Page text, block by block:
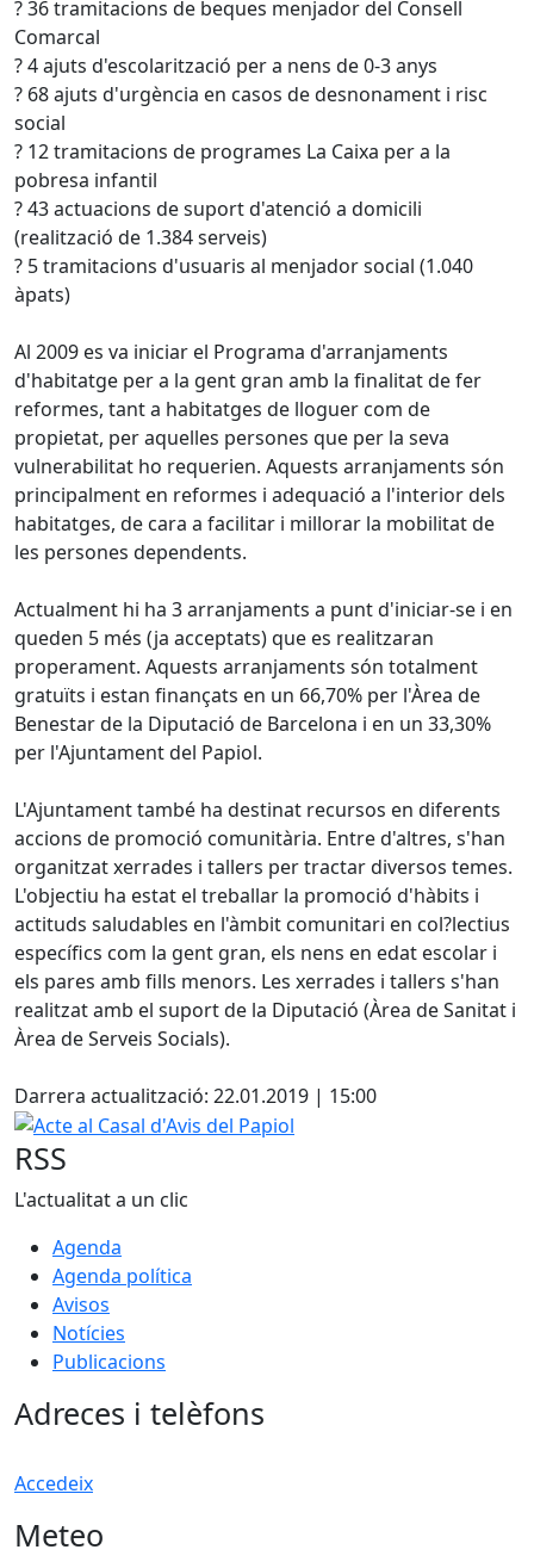
? 36 tramitacions de beques menjador del Consell
Comarcal
? 4 ajuts d'escolarització per a nens de 0-3 anys
? 68 ajuts d'urgència en casos de desnonament i risc
social
? 12 tramitacions de programes La Caixa per a la
pobresa infantil
? 43 actuacions de suport d'atenció a domicili
(realització de 1.384 serveis)
? 5 tramitacions d'usuaris al menjador social (1.040
àpats)
Al 2009 es va iniciar el Programa d'arranjaments
d'habitatge per a la gent gran amb la finalitat de fer
reformes, tant a habitatges de lloguer com de
propietat, per aquelles persones que per la seva
vulnerabilitat ho requerien. Aquests arranjaments són
principalment en reformes i adequació a l'interior dels
habitatges, de cara a facilitar i millorar la mobilitat de
les persones dependents.
Actualment hi ha 3 arranjaments a punt d'iniciar-se i en
queden 5 més (ja acceptats) que es realitzaran
properament. Aquests arranjaments són totalment
gratuïts i estan finançats en un 66,70% per l'Àrea de
Benestar de la Diputació de Barcelona i en un 33,30%
per l'Ajuntament del Papiol.
L'Ajuntament també ha destinat recursos en diferents
accions de promoció comunitària. Entre d'altres, s'han
organitzat xerrades i tallers per tractar diversos temes.
L'objectiu ha estat el treballar la promoció d'hàbits i
actituds saludables en l'àmbit comunitari en col?lectius
específics com la gent gran, els nens en edat escolar i
els pares amb fills menors. Les xerrades i tallers s'han
realitzat amb el suport de la Diputació (Àrea de Sanitat i
Àrea de Serveis Socials).
Darrera actualització: 22.01.2019 | 15:00
Acte al Casal d'Avis del Papiol
RSS
L'actualitat a un clic
Agenda
Agenda política
Avisos
Notícies
Publicacions
Adreces i telèfons
Accedeix
Meteo